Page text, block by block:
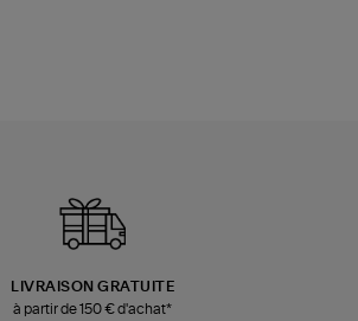
LIVRAISON GRATUITE
à partir de 150 € d'achat*